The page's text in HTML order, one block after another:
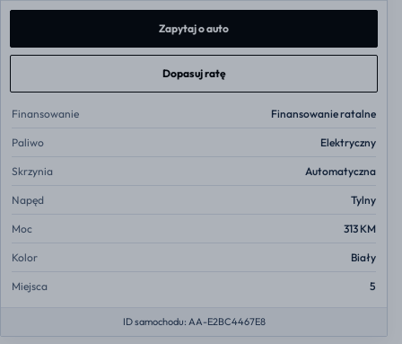
Zapytaj o auto
Dopasuj ratę
Finansowanie Finansowanie ratalne
Paliwo Elektryczny
Skrzynia Automatyczna
Napęd Tylny
Moc 313 KM
Kolor Biały
Miejsca 5
ID samochodu: AA-E2BC4467E8